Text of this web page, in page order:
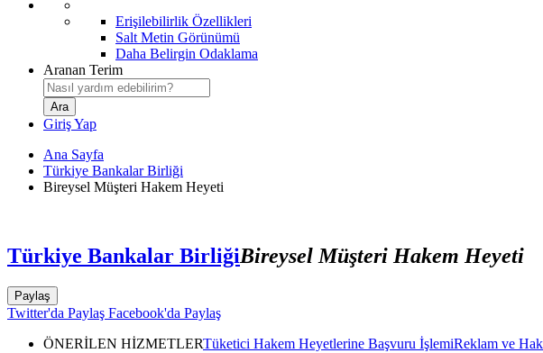
Erişilebilirlik Özellikleri
Salt Metin Görünümü
Daha Belirgin Odaklama
Aranan Terim
Giriş Yap
Ana Sayfa
Türkiye Bankalar Birliği
Bireysel Müşteri Hakem Heyeti
Türkiye Bankalar BirliğiBireysel Müşteri Hakem Heyeti
Paylaş
Twitter'da Paylaş Facebook'da Paylaş
ÖNERİLEN HİZMETLERTüketici Hakem Heyetlerine Başvuru İşlemiReklam ve